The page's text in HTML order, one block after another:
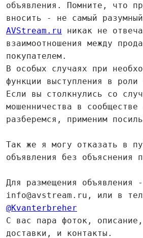
объявления. Помните, что
вносить - не самый
AVStream.ru никак не
взаимоотношения между
покупателем.
В особых случаях при
функции выступления в роли
Если вы столкнулись со
мошенничества в
разберемся, применим
Так же я могу отказать в
объявления без объяснения
Для размещения объявления
info@avstream.ru, или в
@Kvanterbreher
С вас пара фоток,
доставки, и контакты.